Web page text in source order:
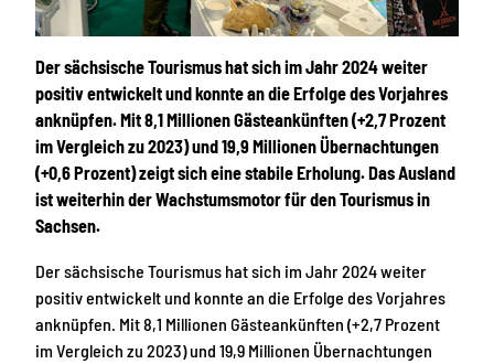
Der sächsische Tourismus hat sich im Jahr 2024 weiter
positiv entwickelt und konnte an die Erfolge des Vorjahres
anknüpfen. Mit 8,1 Millionen Gästeankünften (+2,7 Prozent
im Vergleich zu 2023) und 19,9 Millionen Übernachtungen
(+0,6 Prozent) zeigt sich eine stabile Erholung. Das Ausland
ist weiterhin der Wachstumsmotor für den Tourismus in
Sachsen.
Der sächsische Tourismus hat sich im Jahr 2024 weiter
positiv entwickelt und konnte an die Erfolge des Vorjahres
anknüpfen. Mit 8,1 Millionen Gästeankünften (+2,7 Prozent
im Vergleich zu 2023) und 19,9 Millionen Übernachtungen